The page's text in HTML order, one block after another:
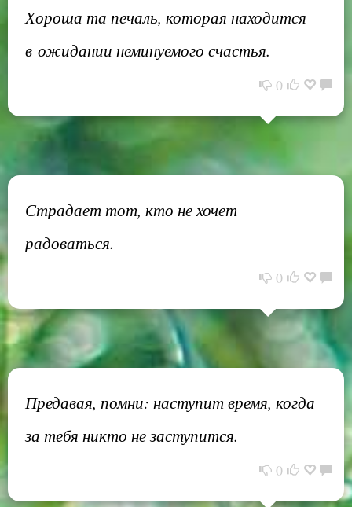
Хороша та печаль, которая находится
в ожидании неминуемого счастья.
0
Страдает тот, кто не хочет
радоваться.
0
Предавая, помни: наступит время, когда
за тебя никто не заступится.
0